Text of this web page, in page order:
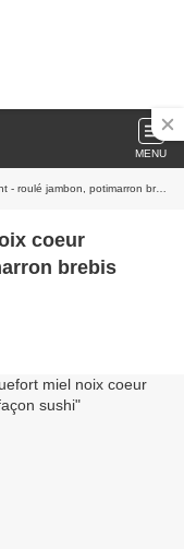
MENU
potimarron brebis façon sushi
coeur
brebis